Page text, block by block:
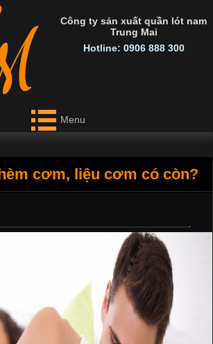
Công ty sản xuất quần lót nam
Trung Mai
Hotline: 0906 888 300
Menu
cơm, liệu cơm có còn?